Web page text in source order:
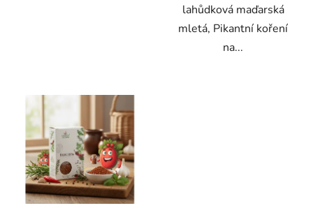
lahůdková maďarská
mletá, Pikantní koření
na...